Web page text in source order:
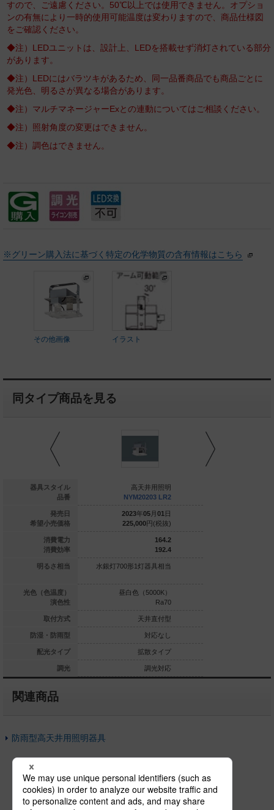
すので、ご遠慮ください。50℃以上では使用できません。オプショ
ンの有無により一時的使用可能温度は変わりますので、商品仕様図
をご確認ください。
◆注）LEDユニットは、設計上、LEDを搭載せず消灯されている部分
があります。
◆注）LEDにはバラツキがあるため、同一品番商品でも商品ごとに
発光色、明るさが異なる場合があります。
◆注）マルチマネージャーExとの連動についてはご相談ください。
◆注）照射角度の変更はできません。
◆注）調色はできません。
※グリーン購入法に基づく特定の化学物質の含有情報はこちら
その他画像 イラスト
同タイプ商品を見る
器具スタイル
品番
発売日
希望小売価格
消費電力
消費効率
明るさ相当
光色（色温度）
演色性
取付方式
防湿・防雨型
配光タイプ
調光
高天井用照明
円(税抜)
230.2
183.7
1000形1灯器
色（5000K）
天井直付型
対応なし
広角タイプ
高天井用照明
NYM20203 LR2
2023年05 月 01 日
225,000円(税抜)
164.2
192.4
水銀灯700形1灯器具相当
昼白色（5000K）
Ra70
天井直付型
対応なし
拡散タイプ
調光対応
関連商品
防雨型高天井用照明器具